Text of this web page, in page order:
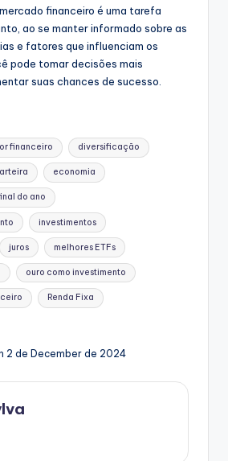
financeiro é uma tarefa
ao se manter informado sobre as
e fatores que influenciam os
pode tomar decisões mais
suas chances de sucesso.
financeiro diversificação
economia
do ano
investimentos
juros melhores ETFs
ouro como investimento
Renda Fixa
2 de December de 2024